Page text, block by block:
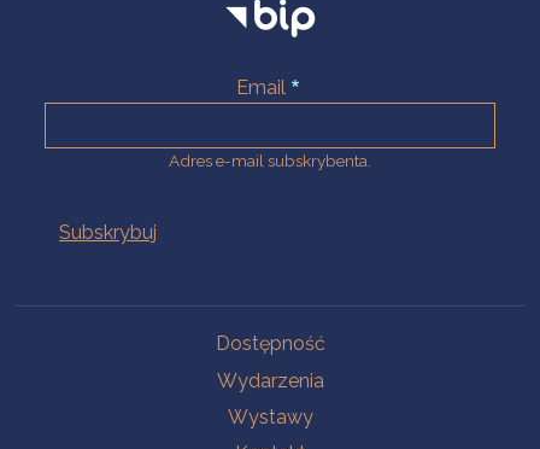
Email
Adres e-mail subskrybenta.
Dostępność
Wydarzenia
Wystawy